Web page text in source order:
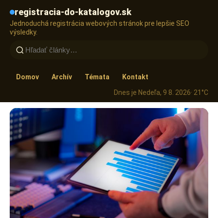
registracia-do-katalogov.sk
Jednoduchá registrácia webových stránok pre lepšie SEO
výsledky.
Domov Archív Témata
Kontakt
Dnes je Nedeľa, 9 8. 2026· 21°C